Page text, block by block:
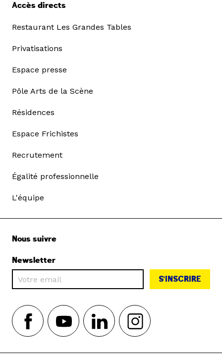
Accès directs
Restaurant Les Grandes Tables
Privatisations
Espace presse
Pôle Arts de la Scène
Résidences
Espace Frichistes
Recrutement
Égalité professionnelle
L'équipe
Nous suivre
Newsletter
S'INSCRIRE